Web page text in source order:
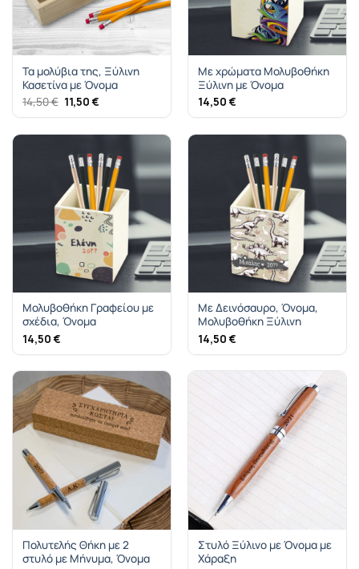
Τα μολύβια της, Ξύλινη
Κασετίνα με Όνομα
14,50€ Original
price
was:
14,50 €.
11,50 €Η
τιμή
είναι:
Με χρώματα Μολυβοθήκη
Ξύλινη με Όνομα
14,50 €
Μολυβοθήκη Γραφείου με
σχέδια, Όνομα
14,50 €
Με Δεινόσαυρο, Όνομα,
Μολυβοθήκη Ξύλινη
14,50 €
Πολυτελής Θήκη με 2
στυλό με Μήνυμα, Όνομα
Στυλό Ξύλινο με Όνομα με
Χάραξη